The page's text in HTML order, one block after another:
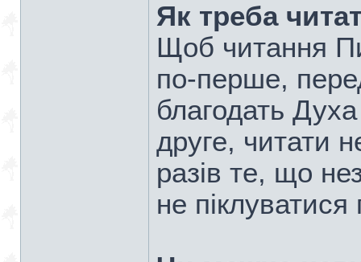
Як треба
Щоб читання
по-перше,
благодать
друге, читати
разів те, що
не